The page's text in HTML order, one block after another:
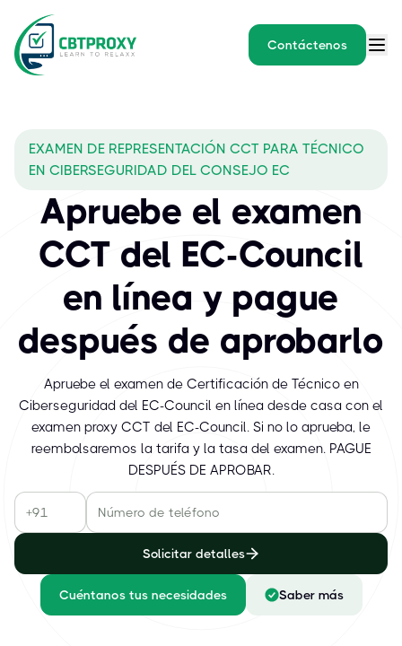
Contáctenos
EXAMEN DE REPRESENTACIÓN CCT PARA TÉCNICO
EN CIBERSEGURIDAD DEL CONSEJO EC
Apruebe el examen
CCT del EC-Council
en línea y pague
después de aprobarlo
Apruebe el examen de Certificación de Técnico en
Ciberseguridad del EC-Council en línea desde casa con el
examen proxy CCT del EC-Council. Si no lo aprueba, le
reembolsaremos la tarifa y la tasa del examen. PAGUE
DESPUÉS DE APROBAR.
Solicitar detalles
Cuéntanos tus necesidades Saber más